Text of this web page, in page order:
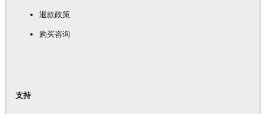
退款政策
购买咨询
支持